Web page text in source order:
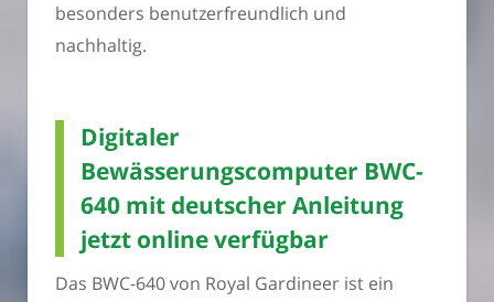
besonders benutzerfreundlich und
nachhaltig.
Digitaler
Bewässerungscomputer BWC-
640 mit deutscher Anleitung
jetzt online verfügbar
Das BWC-640 von Royal Gardineer ist ein